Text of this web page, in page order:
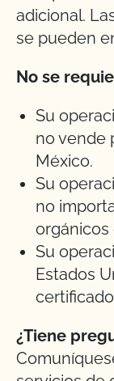
adicional.
se pueden
No se
Su
no vende
México.
Su
no
orgánicos
Su
Estados
¿Tiene